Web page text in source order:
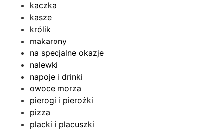
kaczka
kasze
królik
makarony
na specjalne okazje
nalewki
napoje i drinki
owoce morza
pierogi i pierożki
pizza
placki i placuszki